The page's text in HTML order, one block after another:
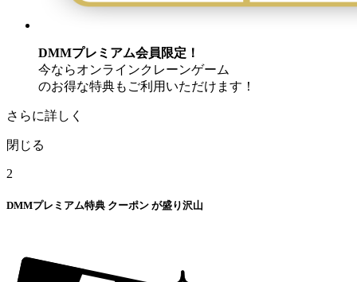
DMMプレミアム会員限定！
今ならオンラインクレーンゲーム
のお得な特典もご利用いただけます！
さらに詳しく
閉じる
2
DMMプレミアム特典 クーポン が盛り沢山